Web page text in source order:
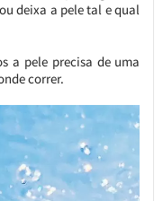
deixa a pele tal e qual
a pele precisa de uma
correr.